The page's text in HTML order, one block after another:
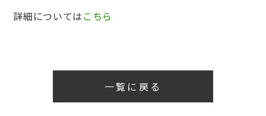
詳細についてはこちら
一覧に戻る